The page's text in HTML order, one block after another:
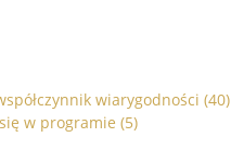
wiarygodności (40)
w programie (5)